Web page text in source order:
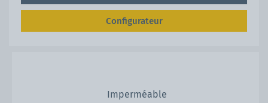
Configurateur
Imperméable